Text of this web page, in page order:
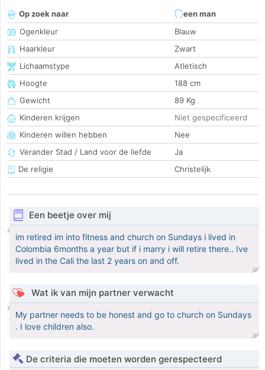
Op zoek naar
een man
Ogenkleur
Blauw
Haarkleur
Zwart
Lichaamstype
Atletisch
Hoogte
188 cm
Gewicht
89 Kg
Kinderen krijgen
Niet gespecificeerd
Kinderen willen hebben
Nee
Verander Stad / Land voor de liefde
Ja
De religie
Christelijk
Een beetje over mij
im retired im into fitness and church on Sundays i lived in
Colombia 6months a year but if i marry i will retire there.. Ive
lived in the Cali the last 2 years on and off.
Wat ik van mijn partner verwacht
My partner needs to be honest and go to church on Sundays
. I love children also.
De criteria die moeten worden gerespecteerd